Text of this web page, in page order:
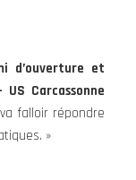
d’ouverture et
Carcassonne
falloir répondre
»